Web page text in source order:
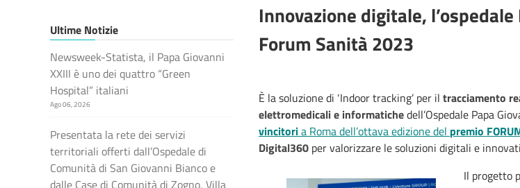
Innovazione digitale,
Forum Sanità 2023
È la soluzione di ‘Indoor tracking’ per il tracciamento
elettromedicali e informatichedell’Ospedale Papa
vincitoria Roma dell’ottava edizione del premio
Digital360 per valorizzare le soluzioni digitali e
Il progetto
Ultime Notizie
Newsweek-Statista, il Papa Giovanni
XXIII è uno dei quattro “Green
Hospital” italiani
Ago 06, 2026
Presentata la rete dei servizi
territoriali offerti dall’Ospedale di
Comunità di San Giovanni Bianco e
dalle Case di Comunità di Zogno, Villa